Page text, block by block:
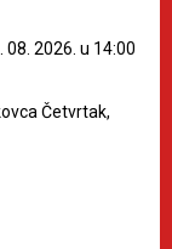
2026. u 14:00
Četvrtak,